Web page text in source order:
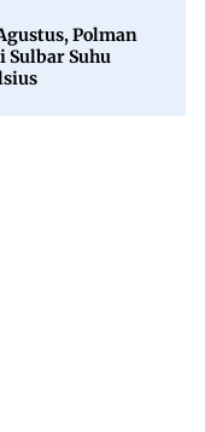
Polman
Sulbar Suhu